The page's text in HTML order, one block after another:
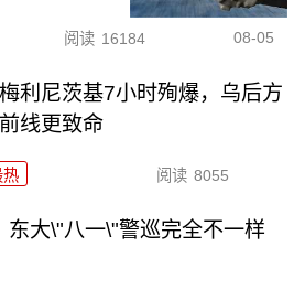
阅读 16184 08-05
利尼茨基7小时殉爆，乌后方
线更致命
热 阅读 8055
东大\"八一\"警巡完全不一样